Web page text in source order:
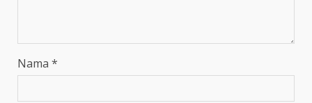
Nama *